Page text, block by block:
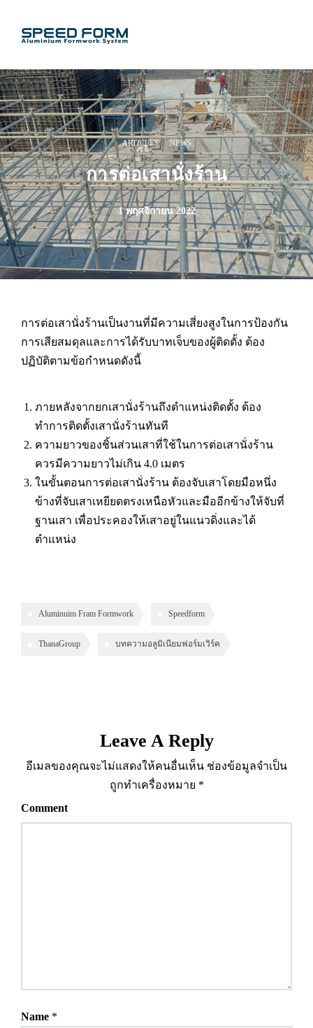
ARTICLES· NEWS
การต่อเสานั่งร้าน
1 พฤศจิกายน 2022
การต่อเสานั่งร้านเป็นงานที่มีความเสี่ยงสูงในการป้องกัน
การเสียสมดุลและการได้รับบาทเจ็บของผู้ติดตั้ง ต้อง
ปฏิบัติตามข้อกำหนดดังนี้
ภายหลังจากยกเสานั่งร้านถึงตำแหน่งติดตั้ง ต้อง
ทำการติดตั้งเสานั่งร้านทันที
ความยาวของชิ้นส่วนเสาที่ใช้ในการต่อเสานั่งร้าน
ควรมีความยาวไม่เกิน 4.0 เมตร
ในขั้นตอนการต่อเสานั่งร้าน ต้องจับเสาโดยมือหนึ่ง
ข้างที่จับเสาเหยียดตรงเหนือหัวและมืออีกข้างให้จับที่
ฐานเสา เพื่อประคองให้เสาอยู่ในแนวดิ่งและได้
ตำแหน่ง
Aluminuim Fram Formwork Speedform
ThanaGroup บทความอลูมิเนียมฟอร์มเวิร์ค
Leave A Reply
อีเมลของคุณจะไม่แสดงให้คนอื่นเห็น ช่องข้อมูลจำเป็น
ถูกทำเครื่องหมาย *
Comment
Name *